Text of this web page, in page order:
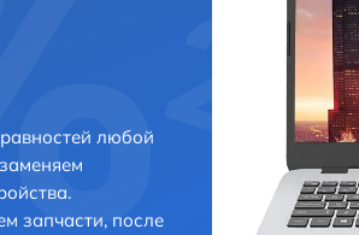
любой
запчасти, после